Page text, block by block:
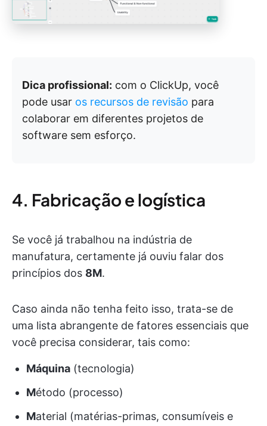
Dica profissional: com o ClickUp, você
pode usar os recursos de revisão para
colaborar em diferentes projetos de
software sem esforço.
4. Fabricação e logística
Se você já trabalhou na indústria de
manufatura, certamente já ouviu falar dos
princípios dos 8M.
Caso ainda não tenha feito isso, trata-se de
uma lista abrangente de fatores essenciais que
você precisa considerar, tais como:
Máquina (tecnologia)
Método (processo)
Material (matérias-primas, consumíveis e